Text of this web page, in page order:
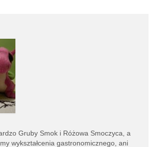
Gruby Smok i Różowa Smoczyca, a
wykształcenia gastronomicznego, ani